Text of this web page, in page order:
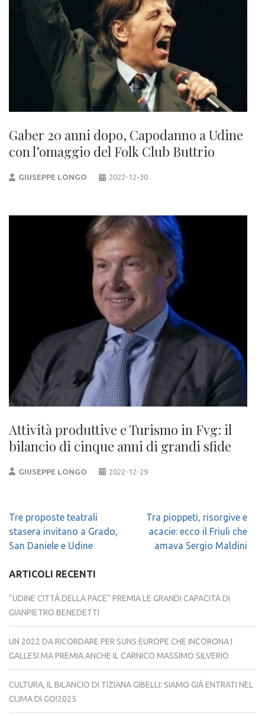
Gaber 20 anni dopo, Capodanno a Udine
con l’omaggio del Folk Club Buttrio
GIUSEPPE LONGO 2022-12-30
Attività produttive e Turismo in Fvg: il
bilancio di cinque anni di grandi sfide
GIUSEPPE LONGO 2022-12-29
Navigazione
articoli
Tre proposte teatrali
stasera invitano a Grado,
San Daniele e Udine
Tra pioppeti, risorgive e
acacie: ecco il Friuli che
amava Sergio Maldini
ARTICOLI RECENTI
“UDINE CITTÀ DELLA PACE” PREMIA LE GRANDI CAPACITÀ DI
GIANPIETRO BENEDETTI
UN 2022 DA RICORDARE PER SUNS EUROPE CHE INCORONA I
GALLESI MA PREMIA ANCHE IL CARNICO MASSIMO SILVERIO
CULTURA, IL BILANCIO DI TIZIANA GIBELLI: SIAMO GIÀ ENTRATI NEL
CLIMA DI GO!2025